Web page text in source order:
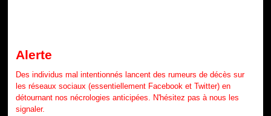
Alerte
Des individus mal intentionnés lancent des rumeurs de décès sur
les réseaux sociaux (essentiellement Facebook et Twitter) en
détournant nos nécrologies anticipées. N'hésitez pas à nous les
signaler.